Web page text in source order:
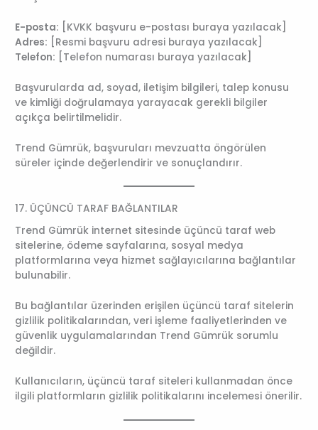
E-posta: [KVKK başvuru e-postası buraya yazılacak]
Adres: [Resmi başvuru adresi buraya yazılacak]
Telefon: [Telefon numarası buraya yazılacak]
Başvurularda ad, soyad, iletişim bilgileri, talep konusu
ve kimliği doğrulamaya yarayacak gerekli bilgiler
açıkça belirtilmelidir.
Trend Gümrük, başvuruları mevzuatta öngörülen
süreler içinde değerlendirir ve sonuçlandırır.
17. ÜÇÜNCÜ TARAF BAĞLANTILAR
Trend Gümrük internet sitesinde üçüncü taraf web
sitelerine, ödeme sayfalarına, sosyal medya
platformlarına veya hizmet sağlayıcılarına bağlantılar
bulunabilir.
Bu bağlantılar üzerinden erişilen üçüncü taraf sitelerin
gizlilik politikalarından, veri işleme faaliyetlerinden ve
güvenlik uygulamalarından Trend Gümrük sorumlu
değildir.
Kullanıcıların, üçüncü taraf siteleri kullanmadan önce
ilgili platformların gizlilik politikalarını incelemesi önerilir.